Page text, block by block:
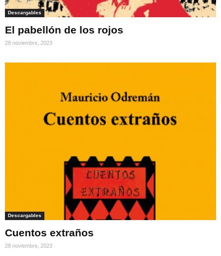
Descargables
El pabellón de los rojos
28 noviembre, 2023
Descargables
Cuentos extraños
28 noviembre, 2023